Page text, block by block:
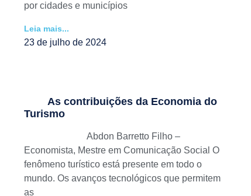
por cidades e municípios
Leia mais...
23 de julho de 2024
As contribuições da Economia do
Turismo
Abdon Barretto Filho –
Economista, Mestre em Comunicação Social O
fenômeno turístico está presente em todo o
mundo. Os avanços tecnológicos que permitem
as